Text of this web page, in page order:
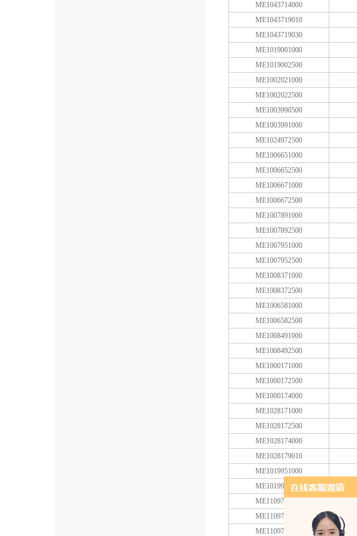
ME1043714000
ME1043719010
ME1043719030
ME1019001000
ME1019002500
ME1002021000
ME1002022500
ME1003990500
ME1003991000
ME1024972500
ME1006651000
ME1006652500
ME1006671000
ME1006672500
ME1007891000
ME1007892500
ME1007951000
ME1007952500
ME1008371000
ME1008372500
ME1006581000
ME1006582500
ME1008491000
ME1008492500
ME1000171000
ME1000172500
ME1000174000
ME1028171000
ME1028172500
ME1028174000
ME1028179010
ME1019951000
ME1019952500
ME1109721000
ME1109722500
ME1109724000